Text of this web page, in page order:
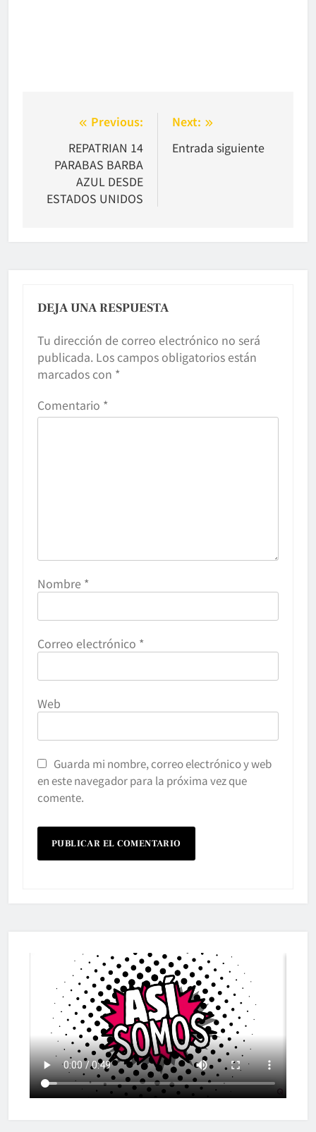
Navegación
entradas
Previous:
REPATRIAN 14
PARABAS BARBA
AZUL DESDE
ESTADOS UNIDOS
Next:
Entrada siguiente
DEJA UNA RESPUESTA
Tu dirección de correo electrónico no será
publicada. Los campos obligatorios están
marcados con *
Comentario *
Nombre *
Correo electrónico *
Web
Guarda mi nombre, correo electrónico y web
en este navegador para la próxima vez que
comente.